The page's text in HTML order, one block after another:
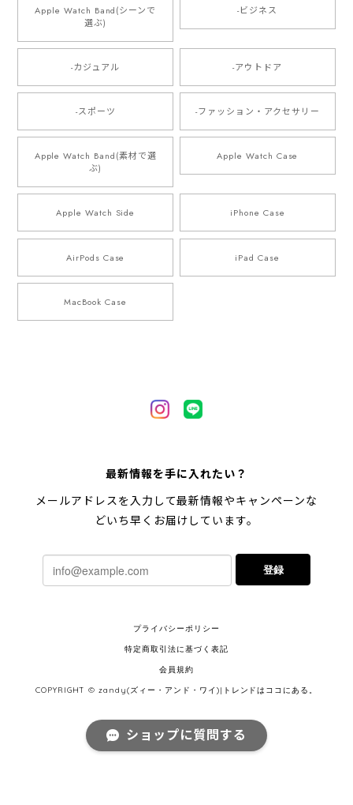
Apple Watch Band(シーンで
選ぶ)
-ビジネス
-カジュアル -アウトドア
-スポーツ -ファッション・アクセサリー
Apple Watch Band(素材で選
ぶ)
Apple Watch Case
Apple Watch Side iPhone Case
AirPods Case iPad Case
MacBook Case
最新情報を手に入れたい？
メールアドレスを入力して最新情報やキャンペーンな
どいち早くお届けしています。
登録
プライバシーポリシー
特定商取引法に基づく表記
会員規約
COPYRIGHT © zandy(ズィー・アンド・ワイ)|トレンドはココにある。
ショップに質問する